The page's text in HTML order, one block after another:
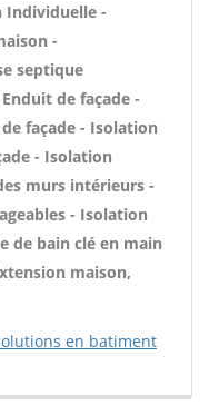
Individuelle -
-
septique
de façade -
façade - Isolation
- Isolation
murs intérieurs -
- Isolation
de bain clé en main
maison,
en batiment